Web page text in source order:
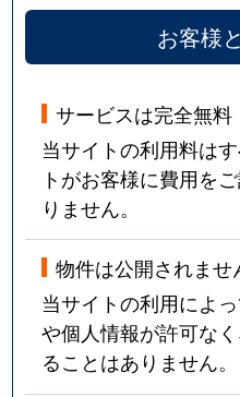
お客様
サービスは完全無料
当サイトの利用料は
トがお客様に費用を
りません。
物件は公開されませ
当サイトの利用によ
や個人情報が許可な
ることはありません。